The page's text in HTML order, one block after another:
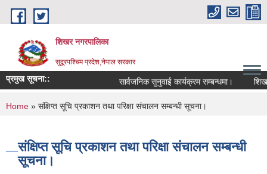
Skip to main content
शिखर नगरपालिका
सुदूरपश्चिम प्रदेश,नेपाल सरकार
प्रमुख सूचना:: सार्वजनिक सुनुवाई कार्यक्रम सम्बन्धमा। शिखर
You are here
Home » संक्षिप्त सूचि प्रकाशन तथा परिक्षा संचालन सम्बन्धी सूचना।
संक्षिप्त सूचि प्रकाशन तथा परिक्षा संचालन सम्बन्धी
सूचना।